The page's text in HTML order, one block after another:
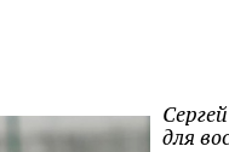
для